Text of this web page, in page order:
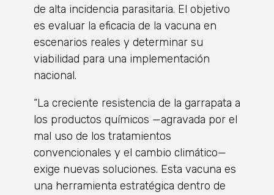
de alta incidencia parasitaria. El objetivo
es evaluar la eficacia de la vacuna en
escenarios reales y determinar su
viabilidad para una implementación
nacional.
“La creciente resistencia de la garrapata a
los productos químicos —agravada por el
mal uso de los tratamientos
convencionales y el cambio climático—
exige nuevas soluciones. Esta vacuna es
una herramienta estratégica dentro de